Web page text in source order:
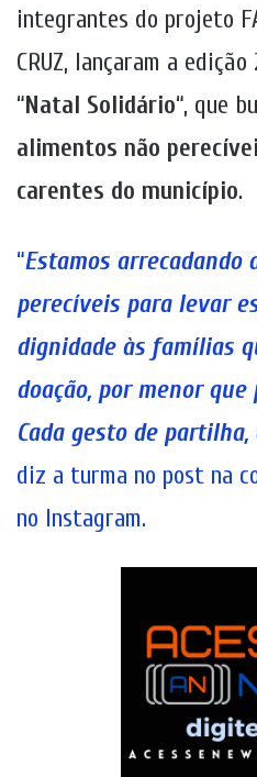
integrantes do projeto
CRUZ, lançaram a
“Natal Solidário“, que
alimentos não
carentes do município.
“Estamos arrecadando
perecíveis para levar
dignidade às famílias
doação, por menor
Cada gesto de
diz a turma no post na
no Instagram.